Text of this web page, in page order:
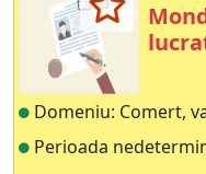
Domeniu: Comert,
Perioada